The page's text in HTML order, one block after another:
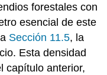
forestales con
esencial de este
Sección 11.5, la
Esta densidad
capítulo anterior,